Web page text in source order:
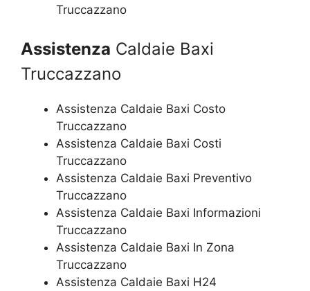
Truccazzano
Assistenza Caldaie Baxi
Truccazzano
Assistenza Caldaie Baxi Costo
Truccazzano
Assistenza Caldaie Baxi Costi
Truccazzano
Assistenza Caldaie Baxi Preventivo
Truccazzano
Assistenza Caldaie Baxi Informazioni
Truccazzano
Assistenza Caldaie Baxi In Zona
Truccazzano
Assistenza Caldaie Baxi H24